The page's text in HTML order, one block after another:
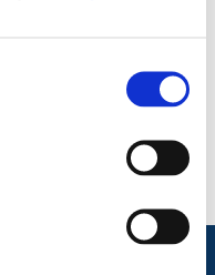
evidenze
al Parlamento
questo non basta: è